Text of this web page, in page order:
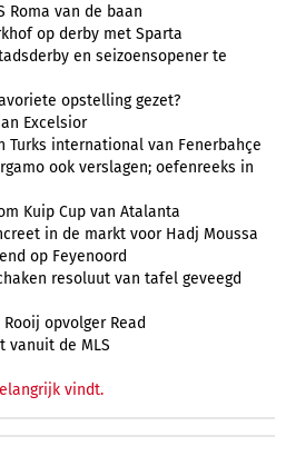
Roma van de baan
op derby met Sparta
en seizoensopener te
opstelling gezet?
Excelsior
Turks international van Fenerbahçe
ook verslagen; oefenreeks in
Kuip Cup van Atalanta
in de markt voor Hadj Moussa
op Feyenoord
resoluut van tafel geveegd
opvolger Read
vanuit de MLS
vindt.